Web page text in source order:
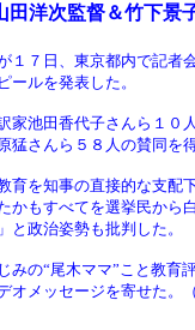
田洋次監督＆竹下景
１７日、東京都内で記者
ールを発表した。
家池田香代子さんら１０
猛さんら５８人の賛同を
育を知事の直接的な支配
かもすべてを選挙民から
と政治姿勢も批判した。
の“尾木ママ”こと教育
オメッセージを寄せた。